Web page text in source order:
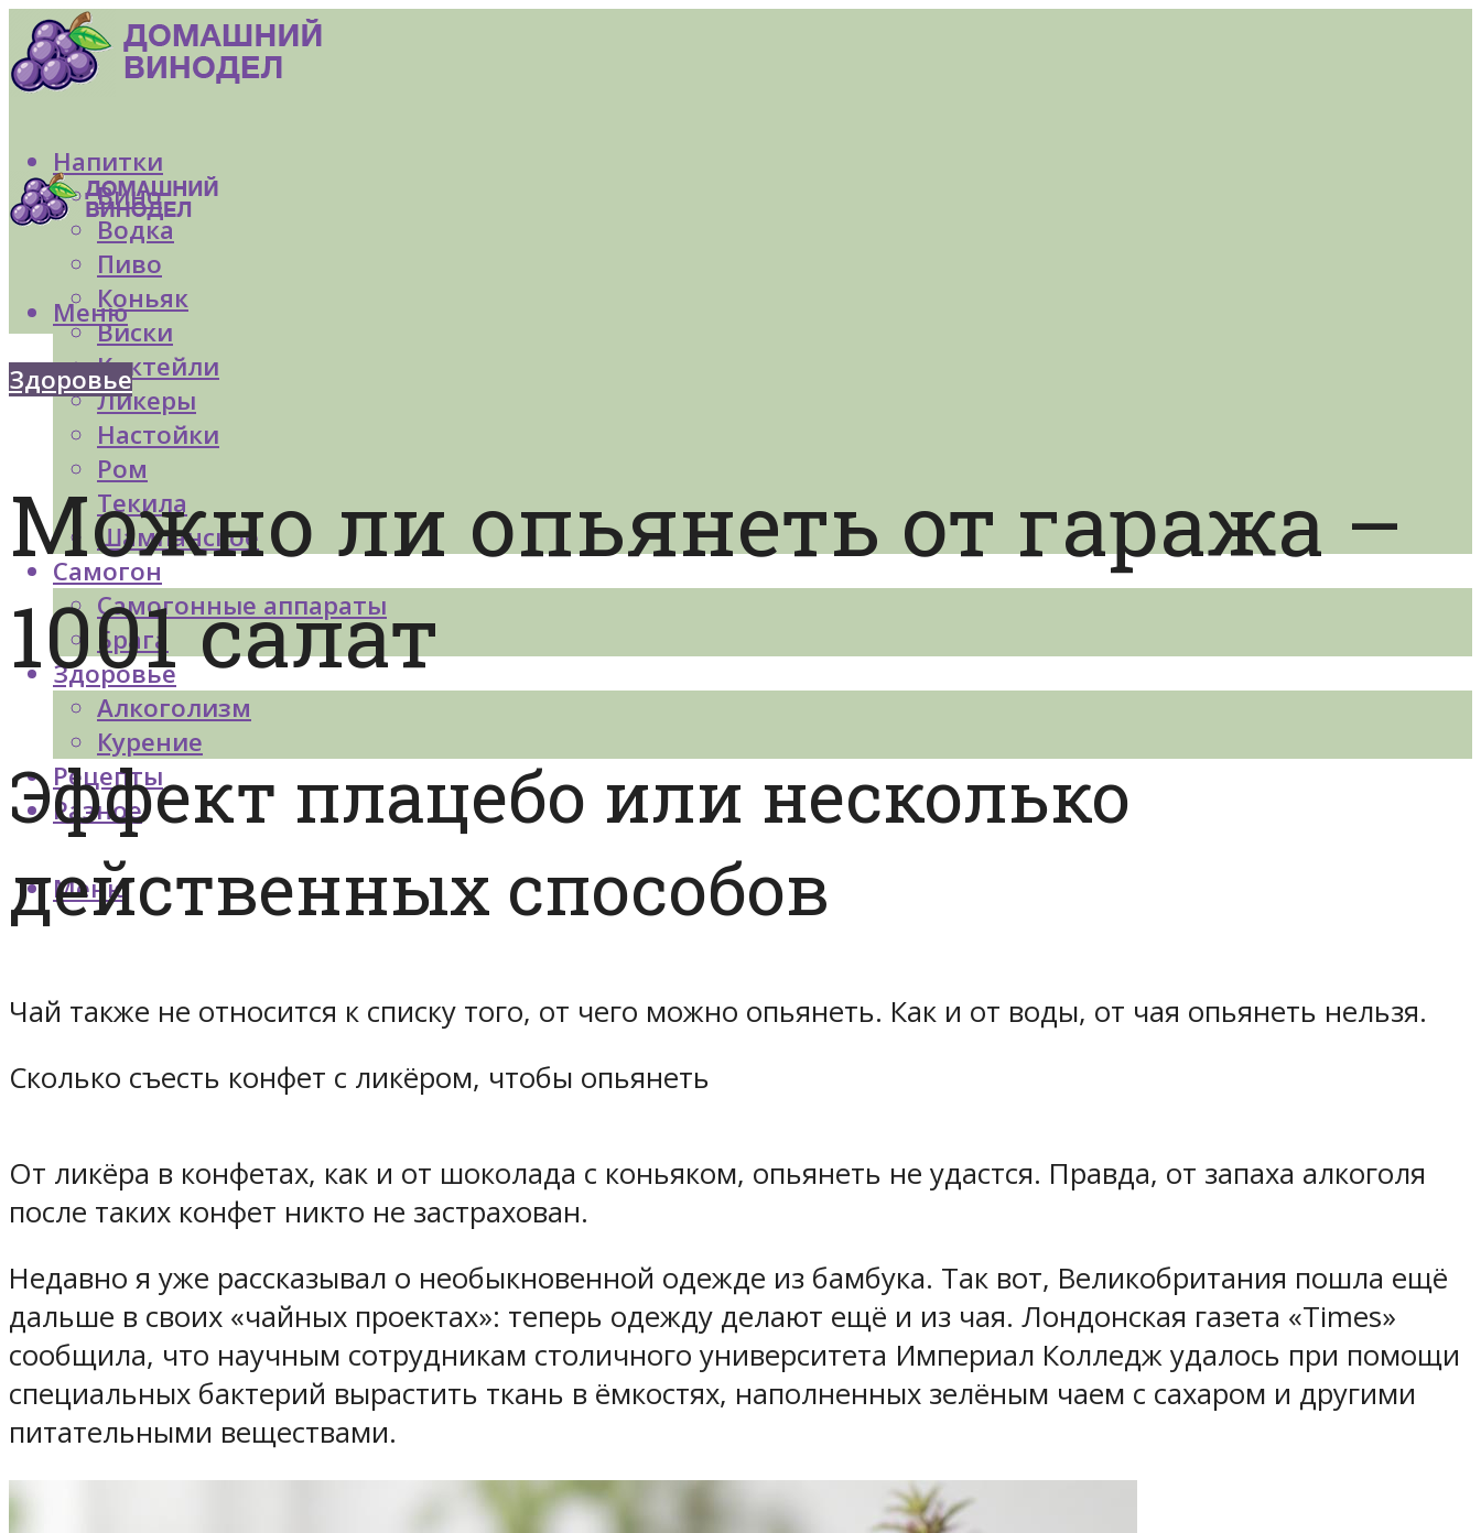
Напитки
Вино
Водка
Пиво
Коньяк
Виски
Коктейли
Ликеры
Настойки
Ром
Текила
Шампанское
Самогон
Самогонные аппараты
Брага
Здоровье
Алкоголизм
Курение
Рецепты
Разное
Меню
Меню
Здоровье
Можно ли опьянеть от гаража –
1001 салат
Эффект плацебо или несколько
действенных способов
Чай также не относится к списку того, от чего можно опьянеть. Как и от воды, от чая опьянеть нельзя.
Сколько съесть конфет с ликёром, чтобы опьянеть
От ликёра в конфетах, как и от шоколада с коньяком, опьянеть не удастся. Правда, от запаха алкоголя
после таких конфет никто не застрахован.
Недавно я уже рассказывал о необыкновенной одежде из бамбука. Так вот, Великобритания пошла ещё
дальше в своих «чайных проектах»: теперь одежду делают ещё и из чая. Лондонская газета «Times»
сообщила, что научным сотрудникам столичного университета Империал Колледж удалось при помощи
специальных бактерий вырастить ткань в ёмкостях, наполненных зелёным чаем с сахаром и другими
питательными веществами.